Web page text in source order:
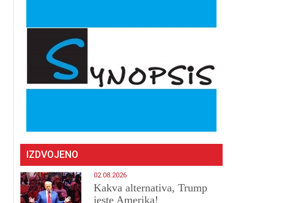
IZDVOJENO
02.08.2026
Kakva alternativa, Trump
jeste Amerika!